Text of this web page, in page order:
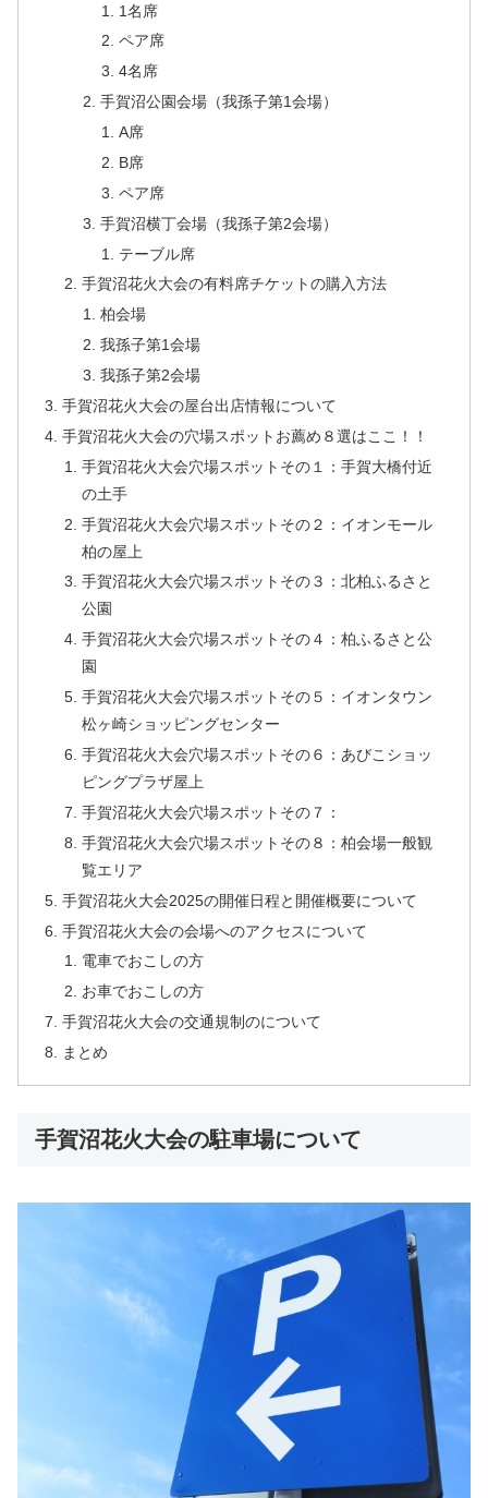
1名席
ペア席
4名席
手賀沼公園会場（我孫子第1会場）
A席
B席
ペア席
手賀沼横丁会場（我孫子第2会場）
テーブル席
手賀沼花火大会の有料席チケットの購入方法
柏会場
我孫子第1会場
我孫子第2会場
手賀沼花火大会の屋台出店情報について
手賀沼花火大会の穴場スポットお薦め８選はここ！！
手賀沼花火大会穴場スポットその１：手賀大橋付近
の土手
手賀沼花火大会穴場スポットその２：イオンモール
柏の屋上
手賀沼花火大会穴場スポットその３：北柏ふるさと
公園
手賀沼花火大会穴場スポットその４：柏ふるさと公
園
手賀沼花火大会穴場スポットその５：イオンタウン
松ヶ崎ショッピングセンター
手賀沼花火大会穴場スポットその６：あびこショッ
ピングプラザ屋上
手賀沼花火大会穴場スポットその７：
手賀沼花火大会穴場スポットその８：柏会場一般観
覧エリア
手賀沼花火大会2025の開催日程と開催概要について
手賀沼花火大会の会場へのアクセスについて
電車でおこしの方
お車でおこしの方
手賀沼花火大会の交通規制のについて
まとめ
手賀沼花火大会の駐車場について